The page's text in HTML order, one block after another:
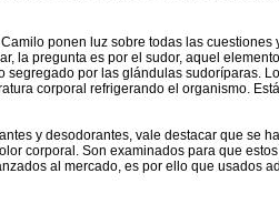
ponen luz sobre todas las
la pregunta es por el sudor, aquel
segregado por las glándulas sudoríparas.
corporal refrigerando el organismo.
y desodorantes, vale destacar que se
corporal. Son examinados para que
al mercado, es por ello que usados